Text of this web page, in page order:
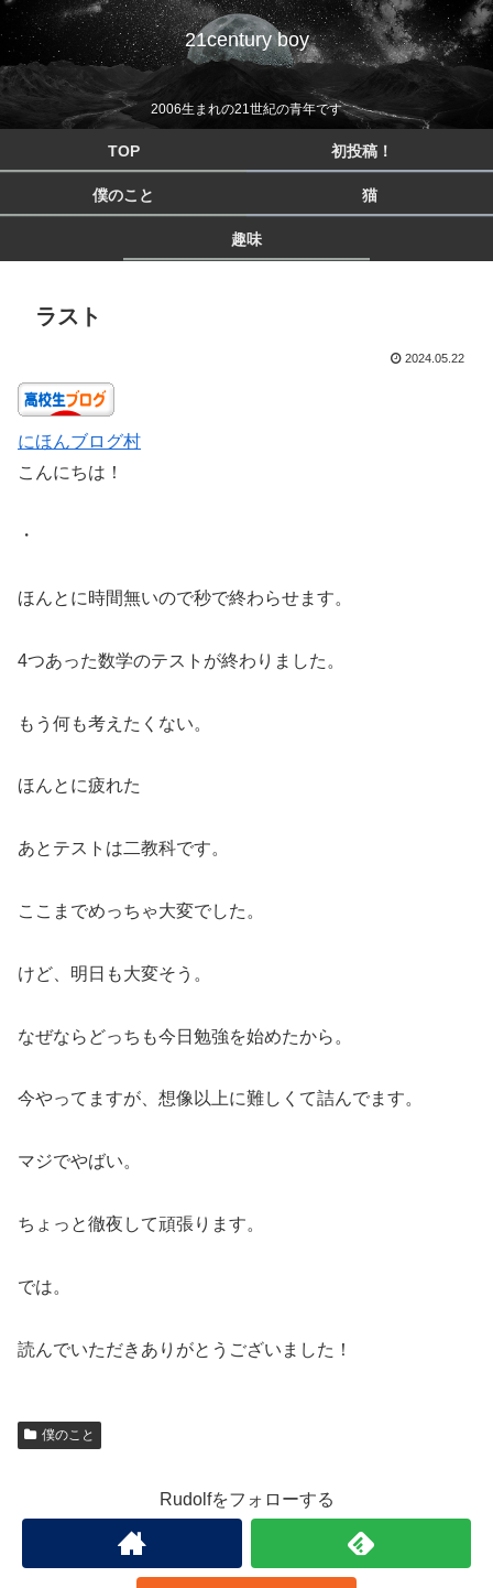
21century boy
2006生まれの21世紀の青年です
TOP 初投稿！
僕のこと 猫
趣味
ラスト
2024.05.22
にほんブログ村
こんにちは！
・
ほんとに時間無いので秒で終わらせます。
4つあった数学のテストが終わりました。
もう何も考えたくない。
ほんとに疲れた
あとテストは二教科です。
ここまでめっちゃ大変でした。
けど、明日も大変そう。
なぜならどっちも今日勉強を始めたから。
今やってますが、想像以上に難しくて詰んでます。
マジでやばい。
ちょっと徹夜して頑張ります。
では。
読んでいただきありがとうございました！
僕のこと
Rudolfをフォローする